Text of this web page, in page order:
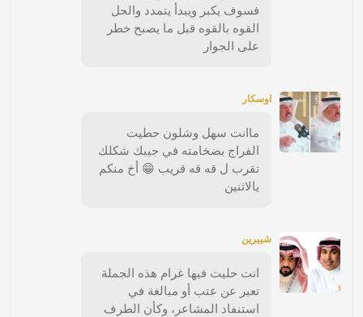
فسوف يكبر ويبدأ يتمدد والحل
القوه بالقوه قبل ما يصبح خطر
على الجوار
اوسكار
ماانت سهل وشلون حطيت
الفراج بضخامته في جيبك شكلك
تقرب ل قه قه قريب 😁 أخ منكم
يالاثنين
شييرين
انت حليت فيها غرام هذه الجملة
تعبر عن عتب أو مبالغة في
استنفاد المشاعر، وكأن الطرف